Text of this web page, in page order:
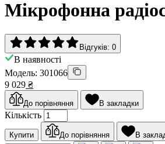
Мікрофонна
Відгуків: 0
В наявності
Модель: 301066
9 029 ₴
До порівняння В закладки
Кількість
Купити До порівняння
В